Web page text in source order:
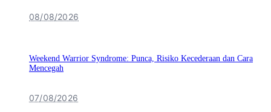
08/08/2026
Weekend Warrior Syndrome: Punca, Risiko Kecederaan dan Cara
Mencegah
07/08/2026